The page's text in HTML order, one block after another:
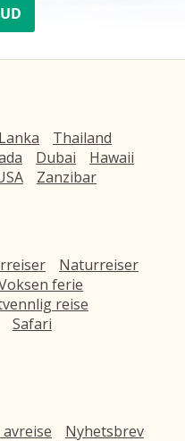
Thailand
Dubai
Hawaii
Zanzibar
Naturreiser
ferie
reise
Safari
avreise
Nyhetsbrev